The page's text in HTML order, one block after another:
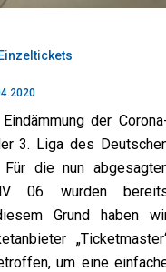
der
3. Liga des
Für die nun
06 wurden
Grund haben
um eine